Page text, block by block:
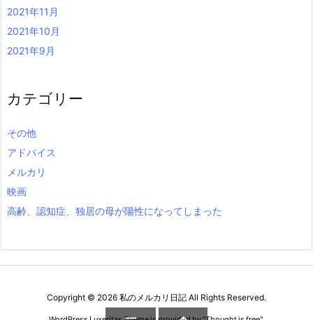
2021年11月
2021年10月
2021年9月
カテゴリー
その他
アドバイス
メルカリ
映画
高齢、認知症、独居の母が陽性になってしまった
Copyright © 2026 私のメルカリ日記 All Rights Reserved.